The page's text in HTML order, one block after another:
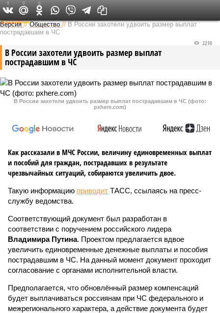
Федеральный выпуск
Версия //Общество //В России захотели удвоить размер выплат
пострадавшим в ЧС
В России захотели удвоить размер выплат
пострадавшим в ЧС
2210
В России захотели удвоить размер выплат пострадавшим в ЧС (фото:
pxhere.com)
Как рассказали в МЧС России, величину единовременных выплат
и пособий для граждан, пострадавших в результате
чрезвычайных ситуаций, собираются увеличить двое.
Такую информацию приводит ТАСС, ссылаясь на пресс-
службу ведомства.
Соответствующий документ был разработан в
соответствии с поручением российского лидера
Владимира Путина. Проектом предлагается вдвое
увеличить единовременные денежные выплаты и пособия
пострадавшим в ЧС. На данный момент документ проходит
согласование с органами исполнительной власти.
Предполагается, что обновлённый размер компенсаций
будет выплачиваться россиянам при ЧС федерального и
межрегионального характера, а действие документа будет
0 0 0